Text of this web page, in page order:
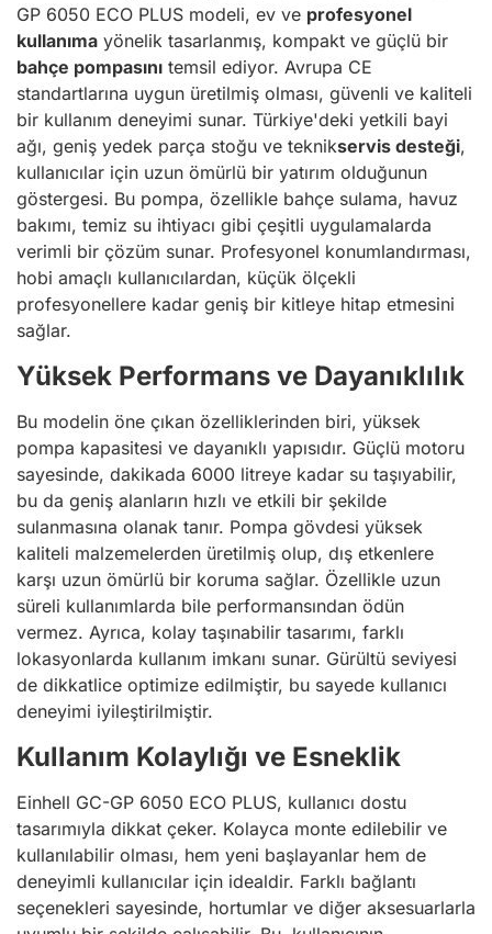
GP 6050 ECO PLUS modeli, ev ve profesyonel
kullanıma yönelik tasarlanmış, kompakt ve güçlü bir
bahçe pompasını temsil ediyor. Avrupa CE
standartlarına uygun üretilmiş olması, güvenli ve kaliteli
bir kullanım deneyimi sunar. Türkiye'deki yetkili bayi
ağı, geniş yedek parça stoğu ve teknikservis desteği,
kullanıcılar için uzun ömürlü bir yatırım olduğunun
göstergesi. Bu pompa, özellikle bahçe sulama, havuz
bakımı, temiz su ihtiyacı gibi çeşitli uygulamalarda
verimli bir çözüm sunar. Profesyonel konumlandırması,
hobi amaçlı kullanıcılardan, küçük ölçekli
profesyonellere kadar geniş bir kitleye hitap etmesini
sağlar.
Yüksek Performans ve Dayanıklılık
Bu modelin öne çıkan özelliklerinden biri, yüksek
pompa kapasitesi ve dayanıklı yapısıdır. Güçlü motoru
sayesinde, dakikada 6000 litreye kadar su taşıyabilir,
bu da geniş alanların hızlı ve etkili bir şekilde
sulanmasına olanak tanır. Pompa gövdesi yüksek
kaliteli malzemelerden üretilmiş olup, dış etkenlere
karşı uzun ömürlü bir koruma sağlar. Özellikle uzun
süreli kullanımlarda bile performansından ödün
vermez. Ayrıca, kolay taşınabilir tasarımı, farklı
lokasyonlarda kullanım imkanı sunar. Gürültü seviyesi
de dikkatlice optimize edilmiştir, bu sayede kullanıcı
deneyimi iyileştirilmiştir.
Kullanım Kolaylığı ve Esneklik
Einhell GC-GP 6050 ECO PLUS, kullanıcı dostu
tasarımıyla dikkat çeker. Kolayca monte edilebilir ve
kullanılabilir olması, hem yeni başlayanlar hem de
deneyimli kullanıcılar için idealdir. Farklı bağlantı
seçenekleri sayesinde, hortumlar ve diğer aksesuarlarla